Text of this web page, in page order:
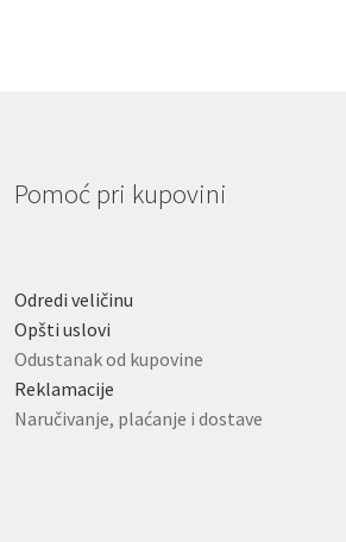
Pomoć pri kupovini
Odredi veličinu
Opšti uslovi
Odustanak od kupovine
Reklamacije
Naručivanje, plaćanje i dostave